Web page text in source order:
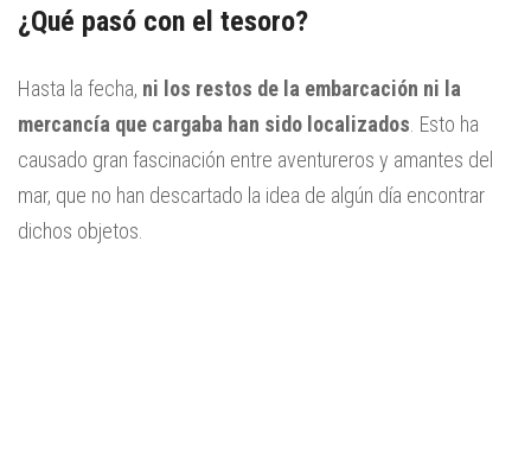
¿Qué pasó con el tesoro?
Hasta la fecha, ni los restos de la embarcación ni la
mercancía que cargaba han sido localizados . Esto ha
causado gran fascinación entre aventureros y amantes del
mar, que no han descartado la idea de algún día encontrar
dichos objetos.